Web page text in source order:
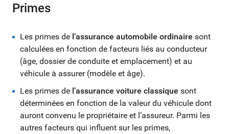
Primes
Les primes de l’assurance automobile ordinaire sont
calculées en fonction de facteurs liés au conducteur
(âge, dossier de conduite et emplacement) et au
véhicule à assurer (modèle et âge).
Les primes de l’assurance voiture classique sont
déterminées en fonction de la valeur du véhicule dont
auront convenu le propriétaire et l’assureur. Parmi les
autres facteurs qui influent sur les primes,